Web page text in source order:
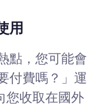
用
點，您可能會
付費嗎？」運
您收取在國外